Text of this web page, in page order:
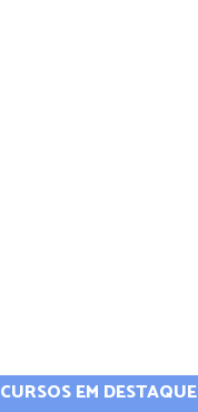
CURSOS EM DESTAQUE